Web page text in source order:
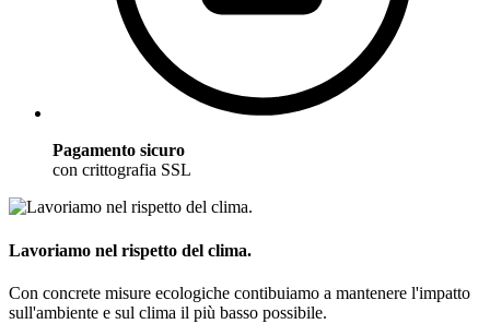
Pagamento sicuro
con crittografia SSL
Lavoriamo nel rispetto del clima.
Con concrete misure ecologiche contibuiamo a mantenere l'impatto
sull'ambiente e sul clima il più basso possibile.